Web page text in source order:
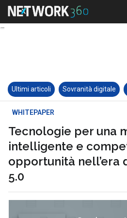
Ultimi articoli Sovranità digitale
WHITEPAPER
Tecnologie per una
intelligente e
opportunità nell’era
5.0